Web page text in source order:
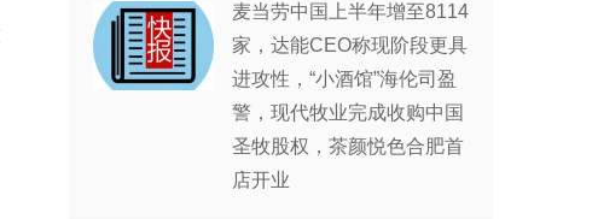
麦当劳中国上半年增至8114
家，达能CEO称现阶段更具
进攻性，“小酒馆”海伦司盈
警，现代牧业完成收购中国
圣牧股权，茶颜悦色合肥首
店开业